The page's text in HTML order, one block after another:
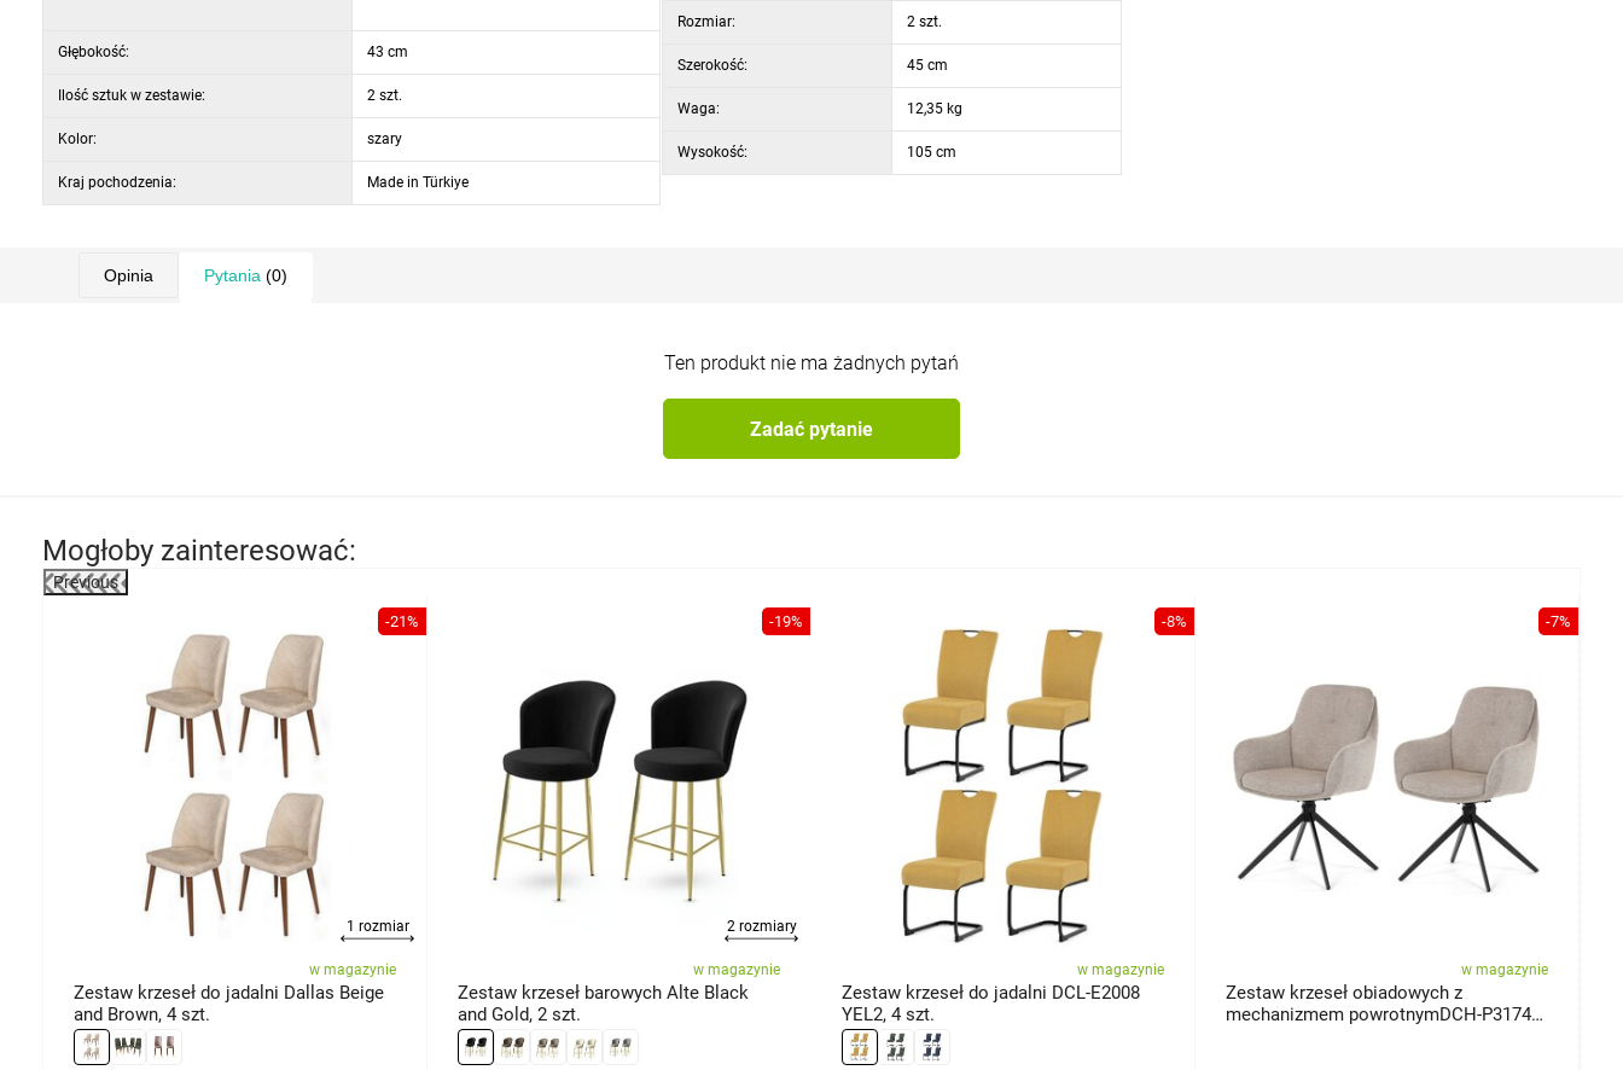
Głębokość: 43 cm
Ilość sztuk w zestawie: 2 szt.
Kolor: szary
Kraj pochodzenia: Made in Türkiye
Rozmiar: 2 szt.
Szerokość: 45 cm
Waga: 12,35 kg
Wysokość: 105 cm
Opinia Pytania (0)
Ten produkt nie ma żadnych pytań
Zadać pytanie
Mogłoby zainteresować:
Previous
-21%
1 rozmiar
w magazynie
Zestaw krzeseł do jadalni Dallas Beige
and Brown, 4 szt.
-19%
2 rozmiary
w magazynie
Zestaw krzeseł barowych Alte Black
and Gold, 2 szt.
-8%
w magazynie
Zestaw krzeseł do jadalni DCL-E2008
YEL2, 4 szt.
-7%
w magazynie
Zestaw krzeseł obiadowych z
mechanizmem powrotnymDCH-P3174